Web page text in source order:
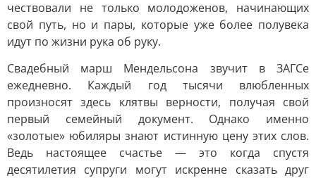
чествовали не только молодоженов, начинающих
свой путь, но и пары, которые уже более полувека
идут по жизни рука об руку.
Свадебный марш Мендельсона звучит в ЗАГСе
ежедневно. Каждый год тысячи влюбленных
произносят здесь клятвы верности, получая свой
первый семейный документ. Однако именно
«золотые» юбиляры знают истинную цену этих слов.
Ведь настоящее счастье — это когда спустя
десятилетия супруги могут искренне сказать друг